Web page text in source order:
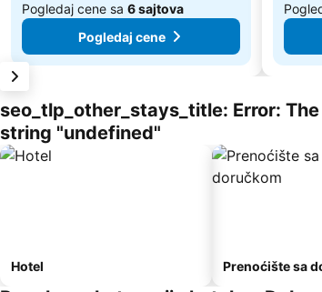
Pogledaj cene sa 6 sajtova
Pogledaj cene
seo_tlp_other_stays_title: Error:
string "undefined"
Hotel Prenoćište sa